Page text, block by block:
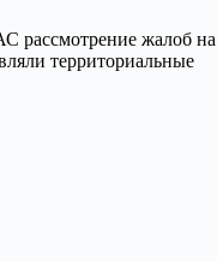
рассмотрение жалоб на
территориальные